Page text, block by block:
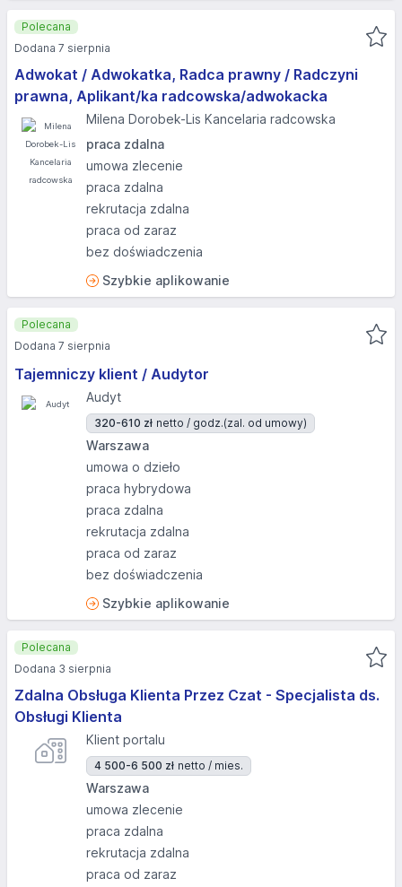
Adwokat / Adwokatka, Radca prawny / Radczyni
prawna, Aplikant/ka radcowska/adwokacka
Milena Dorobek-Lis Kancelaria radcowska
praca zdalna
umowa zlecenie
praca zdalna
rekrutacja zdalna
praca od zaraz
bez doświadczenia
Szybkie aplikowanie
Polecana
Dodana 7 sierpnia
Tajemniczy klient / Audytor
Audyt
320-610 zł netto / godz.(zal. od umowy)
Warszawa
umowa o dzieło
praca hybrydowa
praca zdalna
rekrutacja zdalna
praca od zaraz
bez doświadczenia
Szybkie aplikowanie
Polecana
Dodana 7 sierpnia
Zdalna Obsługa Klienta Przez Czat - Specjalista ds.
Obsługi Klienta
Klient portalu
4 500-6 500 zł netto / mies.
Warszawa
umowa zlecenie
praca zdalna
rekrutacja zdalna
praca od zaraz
Polecana
Dodana 3 sierpnia